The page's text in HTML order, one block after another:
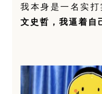
我本身是一名实打
文史哲，我逼着自